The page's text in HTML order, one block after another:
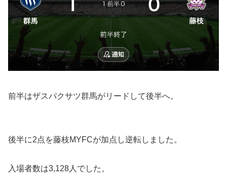
前半はザスパクサツ群馬がリードして後半へ。
後半に2点を藤枝MYFCが加点し逆転しました。
入場者数は3,128人でした。